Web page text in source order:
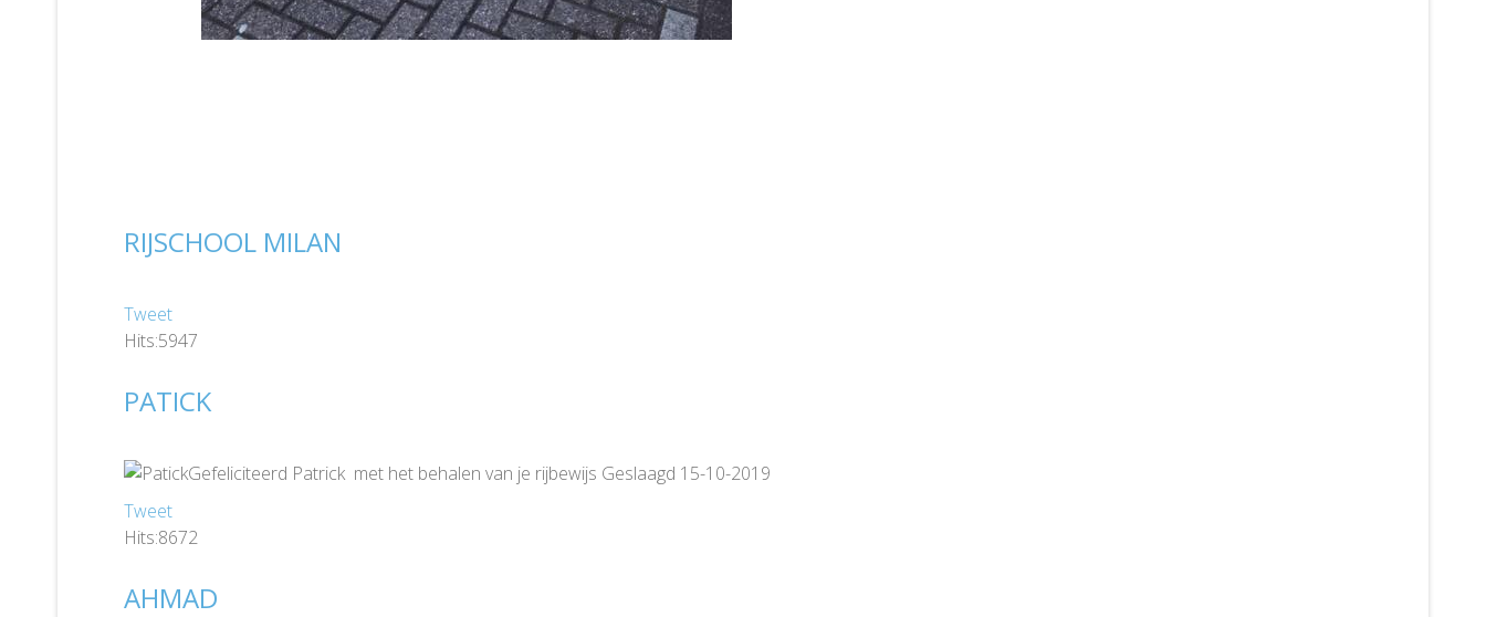
RIJSCHOOL MILAN
Tweet
Hits:5947
PATICK
Gefeliciteerd Patrick met het behalen van je rijbewijs Geslaagd 15-10-2019
Tweet
Hits:8672
AHMAD